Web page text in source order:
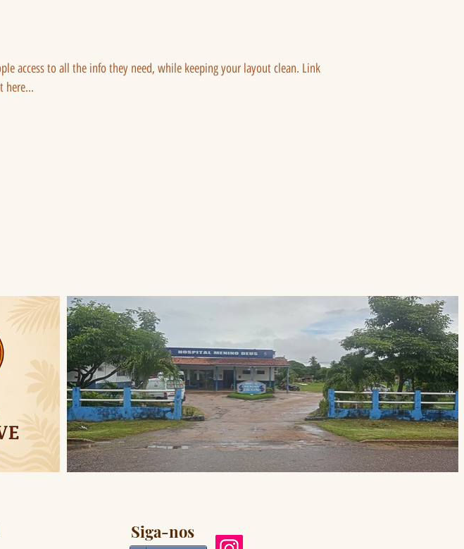
access to all the info they need, while keeping your layout clean. Link
here...
Siga-nos